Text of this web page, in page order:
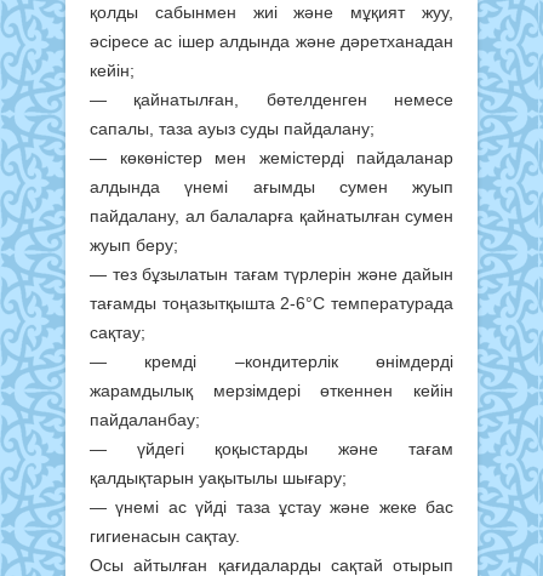
қолды сабынмен жиі және мұқият жуу,
әсіресе ас ішер алдында және дәретханадан
кейін;
— қайнатылған, бөтелденген немесе
сапалы, таза ауыз суды пайдалану;
— көкөністер мен жемістерді пайдаланар
алдында үнемі ағымды сумен жуып
пайдалану, ал балаларға қайнатылған сумен
жуып беру;
— тез бұзылатын тағам түрлерін және дайын
тағамды тоңазытқышта 2-6°С температурада
сақтау;
— кремді –кондитерлік өнімдерді
жарамдылық мерзімдері өткеннен кейін
пайдаланбау;
— үйдегі қоқыстарды және тағам
қалдықтарын уақытылы шығару;
— үнемі ас үйді таза ұстау және жеке бас
гигиенасын сақтау.
Осы айтылған қағидаларды сақтай отырып